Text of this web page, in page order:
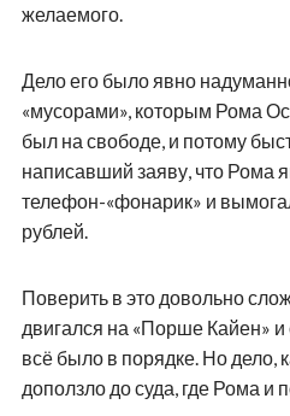
желаемого.
Дело его было явно
«мусорами», которым Рома
был на свободе, и потому
написавший заяву, что Рома
телефон-«фонарик» и
рублей.
Поверить в это довольно
двигался на «Порше Кайен» и
всё было в порядке. Но дело,
доползло до суда, где Рома и